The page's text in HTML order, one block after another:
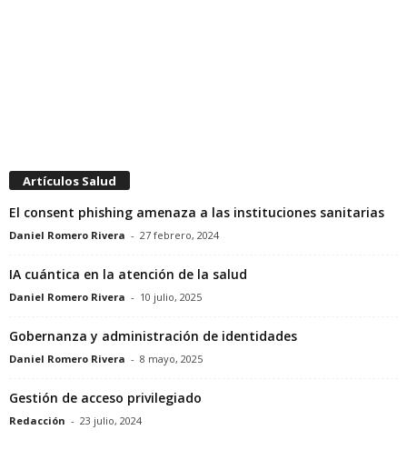
Artículos Salud
El consent phishing amenaza a las instituciones sanitarias
Daniel Romero Rivera - 27 febrero, 2024
IA cuántica en la atención de la salud
Daniel Romero Rivera - 10 julio, 2025
Gobernanza y administración de identidades
Daniel Romero Rivera - 8 mayo, 2025
Gestión de acceso privilegiado
Redacción - 23 julio, 2024